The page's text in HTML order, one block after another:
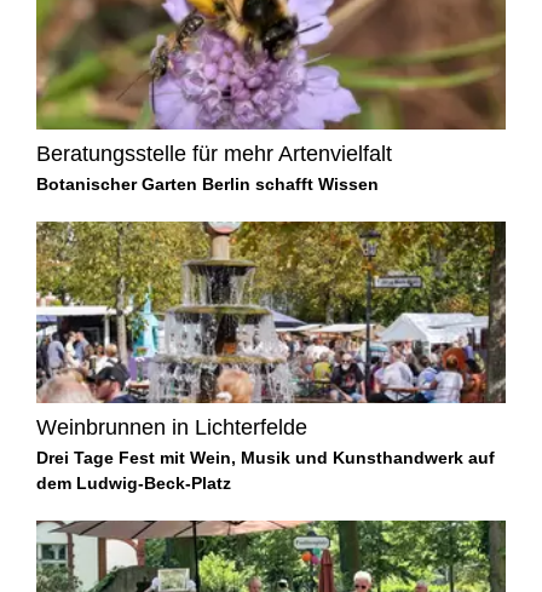
Beratungsstelle für mehr Artenvielfalt
Botanischer Garten Berlin schafft Wissen
Weinbrunnen in Lichterfelde
Drei Tage Fest mit Wein, Musik und Kunsthandwerk auf
dem Ludwig-Beck-Platz